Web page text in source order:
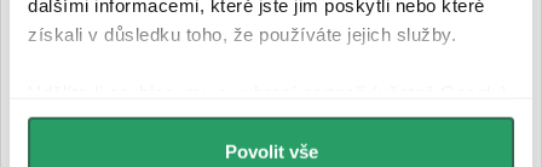
dalšími informacemi, které jste jim poskytli nebo které
získali v důsledku toho, že používáte jejich služby.
můžeme používat cookies pro analytiku a
personalizovanou reklamu. Jak Google zpracovává
Povolit vše
Skladem Skladem